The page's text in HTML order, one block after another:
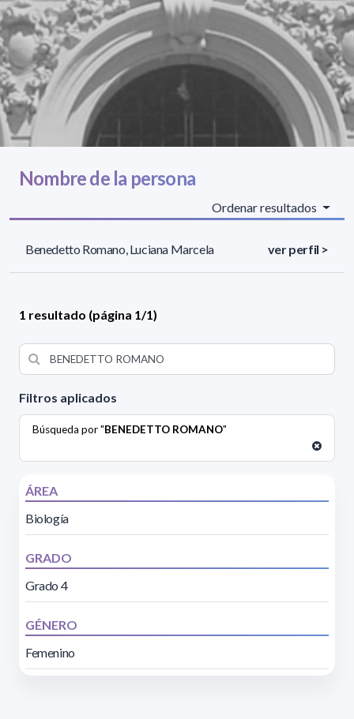
Filtros aplicados
Búsqueda por "BENEDETTO ROMANO"
ÁREA
Biología
GRADO
Grado 4
GÉNERO
Femenino
Nombre de la persona
Ordenar resultados
Benedetto Romano, Luciana Marcela ver perfil >
1 resultado (página 1/1)